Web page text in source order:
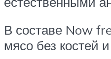
В составе Now
мясо без костей